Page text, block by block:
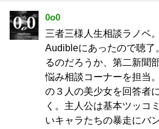
0o0
三者三様人生相談ラノベ
Audibleにあったので聴了
るのだろうか、第二新聞
悩み相談コーナーを担当
の３人の美少女を回答者
く。主人公は基本ツッコ
いキャラたちの暴走にバ